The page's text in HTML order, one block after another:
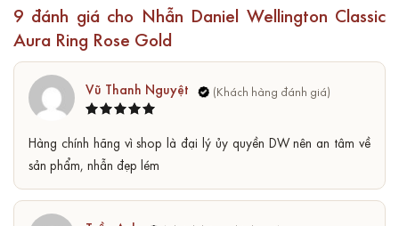
9 đánh giá cho Nhẫn Daniel Wellington Classic
Aura Ring Rose Gold
hạng 5 5
Vũ Thanh Nguyệt
Hàng chính hãng vì shop là đại lý ủy quyền DW nên an tâm về
sản phẩm, nhẫn đẹp lém